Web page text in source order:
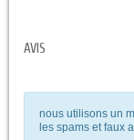
AVIS
nous utilisons un
les spams et faux